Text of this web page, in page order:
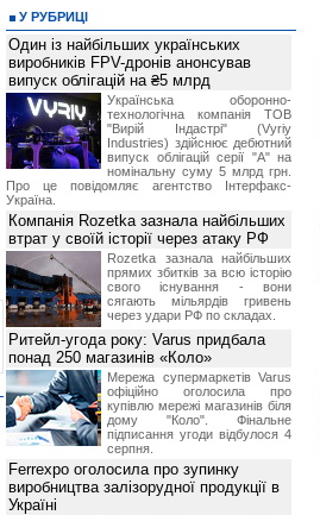
У РУБРИЦІ
Один із найбільших українських
виробників FPV-дронів анонсував
випуск облігацій на ₴5 млрд
Українська оборонно-
технологічна компанія ТОВ
"Вирій Індастрі" (Vyriy
Industries) здійснює дебютний
випуск облігацій серії "А" на
номінальну суму 5 млрд грн.
Про це повідомляє агентство Інтерфакс-
Україна.
Компанія Rozetka зазнала найбільших
втрат у своїй історії через атаку РФ
Rozetka зазнала найбільших
прямих збитків за всю історію
свого існування - вони
сягають мільярдів гривень
через удари РФ по складах.
Ритейл-угода року: Varus придбала
понад 250 магазинів «Коло»
Мережа супермаркетів Varus
офіційно оголосила про
купівлю мережі магазинів біля
дому "Коло". Фінальне
підписання угоди відбулося 4
серпня.
Ferrexpo оголосила про зупинку
виробництва залізорудної продукції в
Україні